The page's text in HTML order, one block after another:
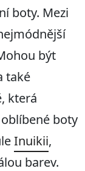
boty. Mezi
být
také
která
boty
Inuikii,
barev.